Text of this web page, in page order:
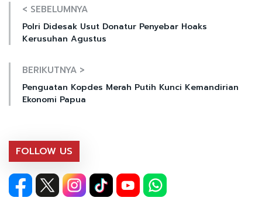
< SEBELUMNYA
Polri Didesak Usut Donatur Penyebar Hoaks
Kerusuhan Agustus
BERIKUTNYA >
Penguatan Kopdes Merah Putih Kunci Kemandirian
Ekonomi Papua
FOLLOW US